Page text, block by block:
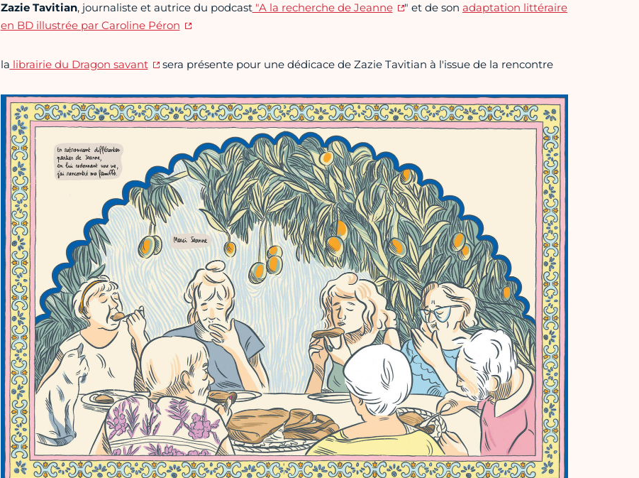
Zazie Tavitian, journaliste et autrice du podcast"A la recherche de Jeanne " et de sonadaptation littéraire
en BD illustrée par Caroline Péron
la librairie du Dragon savant sera présente pour une dédicace de Zazie Tavitian à l'issue de la rencontre